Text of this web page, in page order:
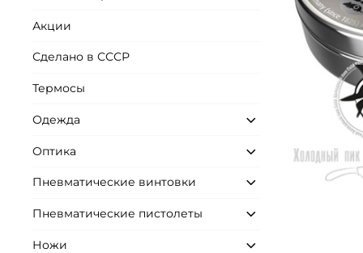
Акции
Сделано в СССР
Термосы
Одежда
Оптика
Пневматические винтовки
Пневматические пистолеты
Ножи